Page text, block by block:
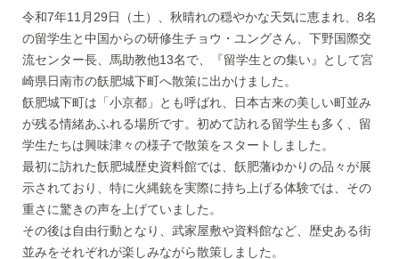
令和7年11月29日（土）、秋晴れの穏やかな天気に恵まれ、8名
の留学生と中国からの研修生チョウ・ユングさん、下野国際交
流センター長、馬助教他13名で、『留学生との集い』として宮
崎県日南市の飫肥城下町へ散策に出かけました。
飫肥城下町は「小京都」とも呼ばれ、日本古来の美しい町並み
が残る情緒あふれる場所です。初めて訪れる留学生も多く、留
学生たちは興味津々の様子で散策をスタートしました。
最初に訪れた飫肥城歴史資料館では、飫肥藩ゆかりの品々が展
示されており、特に火縄銃を実際に持ち上げる体験では、その
重さに驚きの声を上げていました。
その後は自由行動となり、武家屋敷や資料館など、歴史ある街
並みをそれぞれが楽しみながら散策しました。